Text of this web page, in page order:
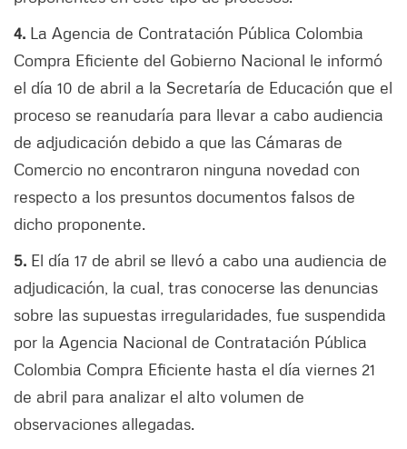
4. La Agencia de Contratación Pública Colombia
Compra Eficiente del Gobierno Nacional le informó
el día 10 de abril a la Secretaría de Educación que el
proceso se reanudaría para llevar a cabo audiencia
de adjudicación debido a que las Cámaras de
Comercio no encontraron ninguna novedad con
respecto a los presuntos documentos falsos de
dicho proponente.
5. El día 17 de abril se llevó a cabo una audiencia de
adjudicación, la cual, tras conocerse las denuncias
sobre las supuestas irregularidades, fue suspendida
por la Agencia Nacional de Contratación Pública
Colombia Compra Eficiente hasta el día viernes 21
de abril para analizar el alto volumen de
observaciones allegadas.